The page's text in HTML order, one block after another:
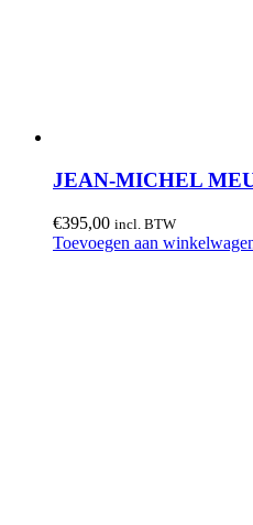
JEAN-MICHEL
€395,00 incl. BTW
Toevoegen aan